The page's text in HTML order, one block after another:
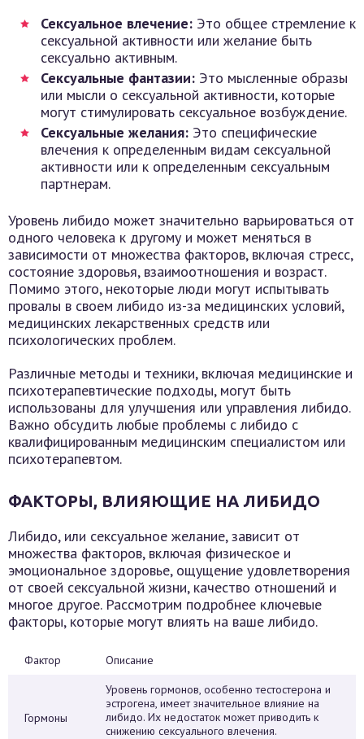
Сексуальное влечение: Это общее стремление к
сексуальной активности или желание быть
сексуально активным.
Сексуальные фантазии: Это мысленные образы
или мысли о сексуальной активности, которые
могут стимулировать сексуальное возбуждение.
Сексуальные желания: Это специфические
влечения к определенным видам сексуальной
активности или к определенным сексуальным
партнерам.
Уровень либидо может значительно варьироваться от
одного человека к другому и может меняться в
зависимости от множества факторов, включая стресс,
состояние здоровья, взаимоотношения и возраст.
Помимо этого, некоторые люди могут испытывать
провалы в своем либидо из-за медицинских условий,
медицинских лекарственных средств или
психологических проблем.
Различные методы и техники, включая медицинские и
психотерапевтические подходы, могут быть
использованы для улучшения или управления либидо.
Важно обсудить любые проблемы с либидо с
квалифицированным медицинским специалистом или
психотерапевтом.
ФАКТОРЫ, ВЛИЯЮЩИЕ НА ЛИБИДО
Либидо, или сексуальное желание, зависит от
множества факторов, включая физическое и
эмоциональное здоровье, ощущение удовлетворения
от своей сексуальной жизни, качество отношений и
многое другое. Рассмотрим подробнее ключевые
факторы, которые могут влиять на ваше либидо.
Фактор Описание
Гормоны
Уровень гормонов, особенно тестостерона и
эстрогена, имеет значительное влияние на
либидо. Их недостаток может приводить к
снижению сексуального влечения.